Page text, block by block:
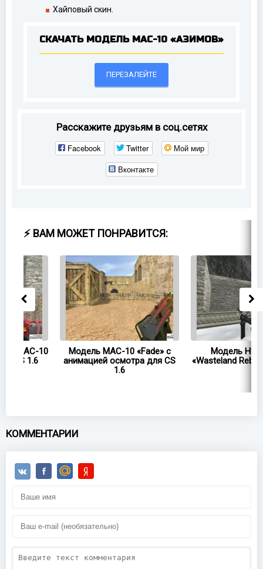
Хайповый скин.
СКАЧАТЬ МОДЕЛЬ MAC-10 «АЗИМОВ»
ПЕРЕЗАЛЕЙТЕ
Расскажите друзьям в соц.сетях
Facebook Twitter
Мой мир
Вконтакте
⚡ ВАМ МОЖЕТ ПОНРАВИТСЯ:
Модель MAC-10 «Fade» с
анимацией осмотра для CS
Модель HD MAC-10
«Wasteland Rebel» для CS
КОММЕНТАРИИ